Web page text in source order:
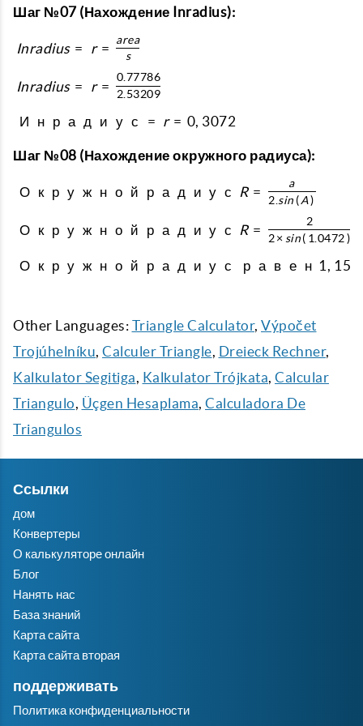
Шаг №07 (Нахождение Inradius):
Inradius = r =
area
s
Inradius = r =
0.77786
2.53209
И н р а д и у с = r = 0, 3072
Шаг №08 (Нахождение окружного радиуса):
О к р у ж н о й р а д и у с R =
a
2. sin (A)
О к р у ж н о й р а д и у с R =
2
2× sin( 1.0472)
О к р у ж н о й р а д и у с р а в е н 1
Other Languages: Triangle Calculator, Výpočet
Trojúhelníku Calculer Triangle Dreieck Rechner,
Kalkulator Segitiga Kalkulator Trójkata Calcular
Triangulo Üçgen Hesaplama Calculadora De
Triangulos
Ссылки
дом
Конвертеры
О калькуляторе онлайн
Блог
Нанять нас
База знаний
Карта сайта
Карта сайта вторая
поддерживать
Политика конфиденциальности